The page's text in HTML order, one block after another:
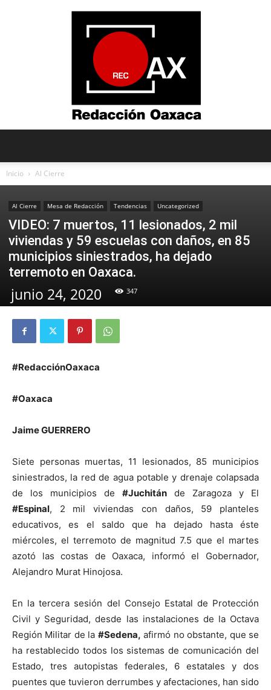
Oaxaca
Inicio Al Cierre
Al Cierre Mesa de Redacción Tendencias Uncategorized
VIDEO: 7 muertos, 11 lesionados, 2 mil
viviendas y 59 escuelas con daños, en 85
municipios siniestrados, ha dejado
terremoto en Oaxaca.
junio 24, 2020 347
#RedacciónOaxaca
#Oaxaca
Jaime GUERRERO
Siete personas muertas, 11 lesionados, 85 municipios
siniestrados, la red de agua potable y drenaje colapsada
de los municipios de #Juchitán de Zaragoza y El
#Espinal, 2 mil viviendas con daños, 59 planteles
educativos, es el saldo que ha dejado hasta éste
miércoles, el terremoto de magnitud 7.5 que el martes
azotó las costas de Oaxaca, informó el Gobernador,
Alejandro Murat Hinojosa.
En la tercera sesión del Consejo Estatal de Protección
Civil y Seguridad, desde las instalaciones de la Octava
Región Militar de la #Sedena, afirmó no obstante, que se
ha restablecido todos los sistemas de comunicación del
Estado, tres autopistas federales, 6 estatales y dos
puentes que tuvieron derrumbes y afectaciones, han sido